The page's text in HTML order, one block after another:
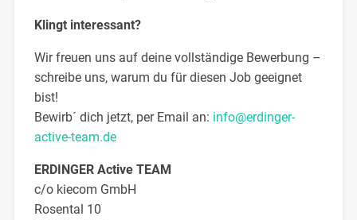
Klingt interessant?
Wir freuen uns auf deine vollständige Bewerbung –
schreibe uns, warum du für diesen Job geeignet
bist!
Bewirb´ dich jetzt, per Email an: info@erdinger-
active-team.de
ERDINGER Active TEAM
c/o kiecom GmbH
Rosental 10